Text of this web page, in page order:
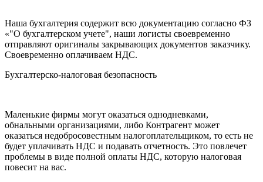
Наша бухгалтерия содержит всю документацию согласно ФЗ
«"О бухгалтерском учете", наши логисты своевременно
отправляют оригиналы закрывающих документов заказчику.
Своевременно оплачиваем НДС.
Бухгалтерско-налоговая безопасность
Маленькие фирмы могут оказаться однодневками,
обнальными организациями, либо Контрагент может
оказаться недобросовестным налогоплательщиком, то есть не
будет уплачивать НДС и подавать отчетность. Это повлечет
проблемы в виде полной оплаты НДС, которую налоговая
повесит на вас.